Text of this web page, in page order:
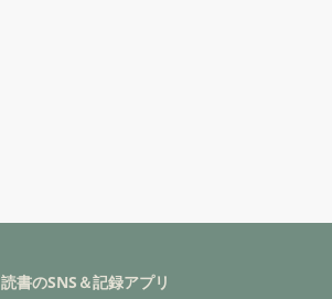
読書のSNS＆記録アプリ